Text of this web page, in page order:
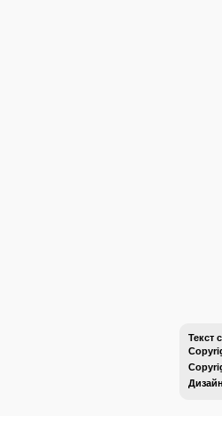
Текст